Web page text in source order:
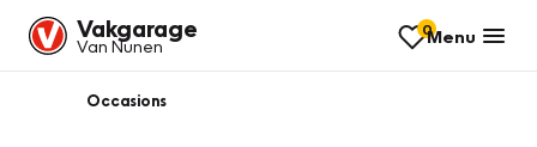
Vakgarage
Van Nunen
0Menu
Occasions